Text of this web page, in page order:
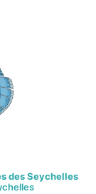
des Seychelles